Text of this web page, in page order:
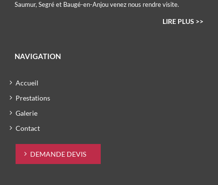
Saumur, Segré et Baugé-en-Anjou venez nous rendre visite.
LIRE PLUS >>
NAVIGATION
Accueil
Prestations
Galerie
Contact
DEMANDE DEVIS